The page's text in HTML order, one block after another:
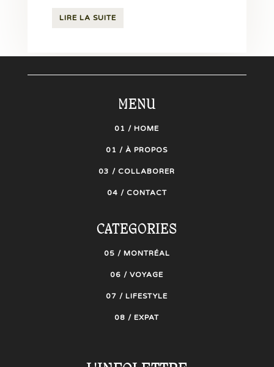
LIRE LA SUITE
MENU
01 / HOME
01 / À PROPOS
03 / COLLABORER
04 / CONTACT
CATEGORIES
05 / MONTRÉAL
06 / VOYAGE
07 / LIFESTYLE
08 / EXPAT